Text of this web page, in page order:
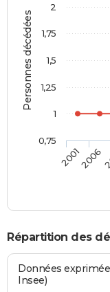
Personnes décédées
20012006
0,75
1
1,25
1,5
1,75
2
Répartition des
Données
Insee)